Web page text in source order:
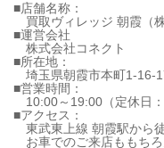
■店舗名称：
買取ヴィレッジ 朝霞（
■運営会社
株式会社コネクト
■所在地：
埼玉県朝霞市本町1-16-
■営業時間：
10:00～19:00（定休日：
■アクセス：
東武東上線 朝霞駅から徒
お車でのご来店ももち